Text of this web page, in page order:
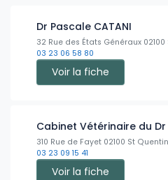
Dr Pascale CATANI
32 Rue des États Généraux
03 23 06 58 80
Voir la fiche
Cabinet Vétérinaire du Dr
310 Rue de Fayet 02100 St Quentin
03 23 09 15 41
Voir la fiche